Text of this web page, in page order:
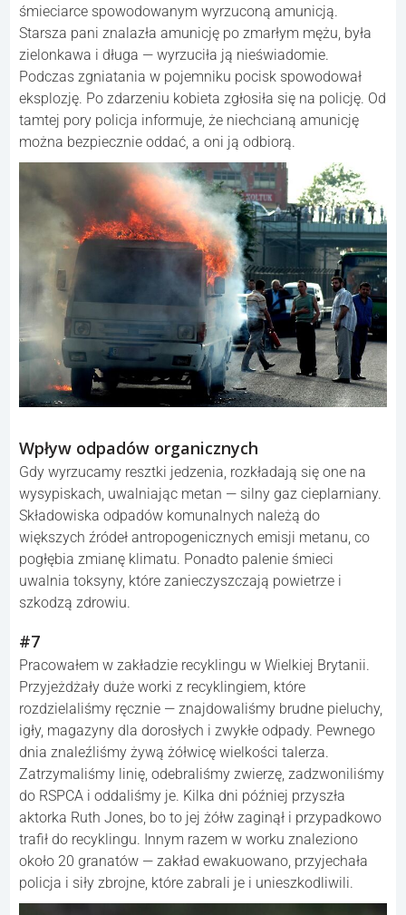
śmieciarce spowodowanym wyrzuconą amunicją.
Starsza pani znalazła amunicję po zmarłym mężu, była
zielonkawa i długa — wyrzuciła ją nieświadomie.
Podczas zgniatania w pojemniku pocisk spowodował
eksplozję. Po zdarzeniu kobieta zgłosiła się na policję. Od
tamtej pory policja informuje, że niechcianą amunicję
można bezpiecznie oddać, a oni ją odbiorą.
Wpływ odpadów organicznych
Gdy wyrzucamy resztki jedzenia, rozkładają się one na
wysypiskach, uwalniając metan — silny gaz cieplarniany.
Składowiska odpadów komunalnych należą do
większych źródeł antropogenicznych emisji metanu, co
pogłębia zmianę klimatu. Ponadto palenie śmieci
uwalnia toksyny, które zanieczyszczają powietrze i
szkodzą zdrowiu.
#7
Pracowałem w zakładzie recyklingu w Wielkiej Brytanii.
Przyjeżdżały duże worki z recyklingiem, które
rozdzielaliśmy ręcznie — znajdowaliśmy brudne pieluchy,
igły, magazyny dla dorosłych i zwykłe odpady. Pewnego
dnia znaleźliśmy żywą żółwicę wielkości talerza.
Zatrzymaliśmy linię, odebraliśmy zwierzę, zadzwoniliśmy
do RSPCA i oddaliśmy je. Kilka dni później przyszła
aktorka Ruth Jones, bo to jej żółw zaginął i przypadkowo
trafił do recyklingu. Innym razem w worku znaleziono
około 20 granatów — zakład ewakuowano, przyjechała
policja i siły zbrojne, które zabrali je i unieszkodliwili.